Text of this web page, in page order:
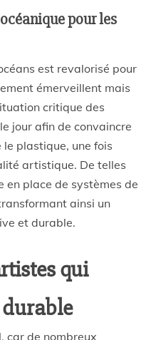
pour les
est revalorisé pour
émerveillent mais
critique des
jour afin de convaincre
plastique, une fois
artistique. De telles
en place de systèmes de
ainsi un
et durable.
qui
car de nombreux